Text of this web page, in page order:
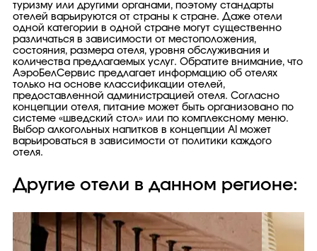
туризму или другими органами, поэтому стандарты
отелей варьируются от страны к стране. Даже отели
одной категории в одной стране могут существенно
различаться в зависимости от местоположения,
состояния, размера отеля, уровня обслуживания и
количества предлагаемых услуг. Обратите внимание, что
АэроБелСервис предлагает информацию об отелях
только на основе классификации отелей,
предоставленной администрацией отеля. Согласно
концепции отеля, питание может быть организовано по
системе «шведский стол» или по комплексному меню.
Выбор алкогольных напитков в концепции AI может
варьироваться в зависимости от политики каждого
отеля.
Другие отели в данном регионе: